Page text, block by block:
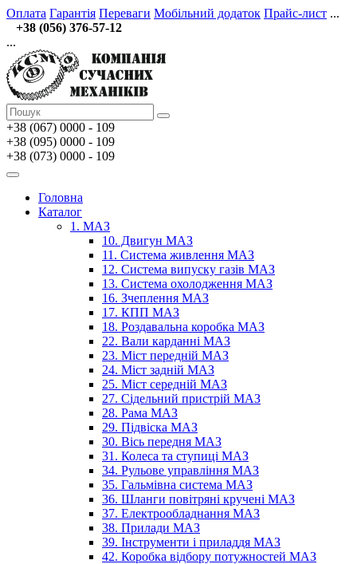
Оплата Гарантія Переваги Мобільний додаток Прайс-лист ...
+38 (056) 376-57-12
...
+38 (067) 0000 - 109
+38 (095) 0000 - 109
+38 (073) 0000 - 109
Головна
Каталог
1. МАЗ
10. Двигун МАЗ
11. Система живлення МАЗ
12. Система випуску газів МАЗ
13. Система охолодження МАЗ
16. Зчеплення МАЗ
17. КПП МАЗ
18. Роздавальна коробка МАЗ
22. Вали карданні МАЗ
23. Міст передній МАЗ
24. Міст задній МАЗ
25. Міст середній МАЗ
27. Сідельний пристрій МАЗ
28. Рама МАЗ
29. Підвіска МАЗ
30. Вісь передня МАЗ
31. Колеса та ступиці МАЗ
34. Рульове управління МАЗ
35. Гальмівна система МАЗ
36. Шланги повітряні кручені МАЗ
37. Електрообладнання МАЗ
38. Прилади МАЗ
39. Інструменти і приладдя МАЗ
42. Коробка відбору потужностей МАЗ